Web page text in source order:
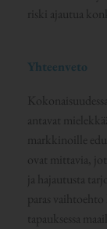
riski ajautua
Yhteenveto
antavat
markkinoille
ovat mittavia,
ja hajautusta
paras
tapauksessa